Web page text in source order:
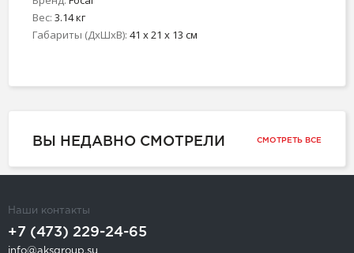
Вес: 3.14 кг
Габариты (ДхШхВ): 41 x 21 x 13 см
ВЫ НЕДАВНО СМОТРЕЛИ СМОТРЕТЬ ВСЕ
Наши контакты
+7 (473) 229-24-65